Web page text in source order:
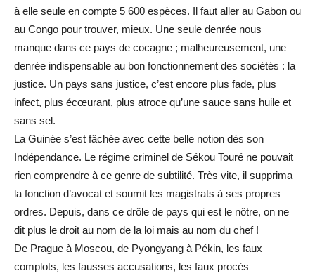
à elle seule en compte 5 600 espèces. Il faut aller au Gabon ou
au Congo pour trouver, mieux. Une seule denrée nous
manque dans ce pays de cocagne ; malheureusement, une
denrée indispensable au bon fonctionnement des sociétés : la
justice. Un pays sans justice, c’est encore plus fade, plus
infect, plus écœurant, plus atroce qu’une sauce sans huile et
sans sel.
La Guinée s’est fâchée avec cette belle notion dès son
Indépendance. Le régime criminel de Sékou Touré ne pouvait
rien comprendre à ce genre de subtilité. Très vite, il supprima
la fonction d’avocat et soumit les magistrats à ses propres
ordres. Depuis, dans ce drôle de pays qui est le nôtre, on ne
dit plus le droit au nom de la loi mais au nom du chef !
De Prague à Moscou, de Pyongyang à Pékin, les faux
complots, les fausses accusations, les faux procès